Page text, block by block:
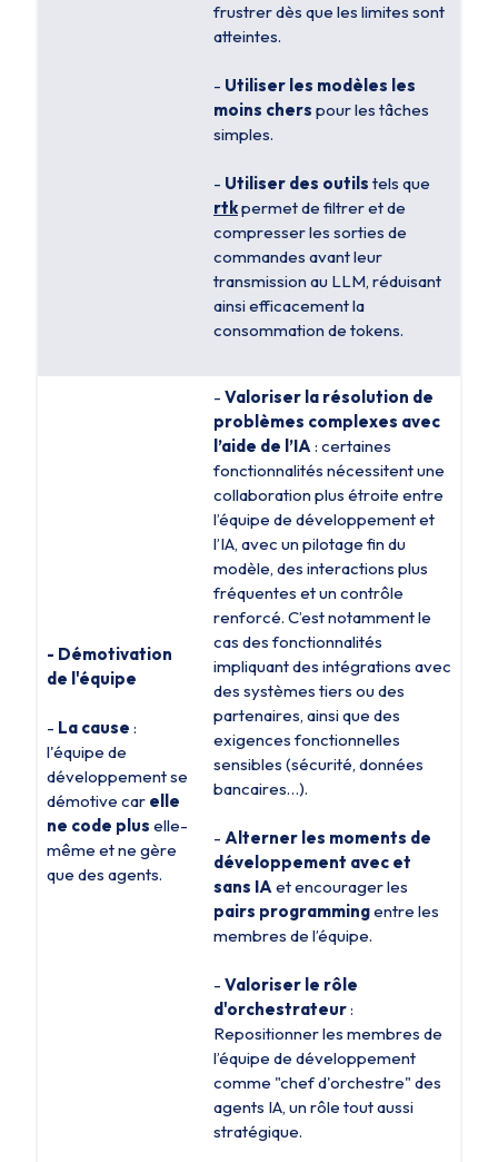
frustrer dès que les limites sont
atteintes.
- Utiliser les modèles les
moins chers pour les tâches
simples.
- Utiliser des outils tels que
rtkpermet de filtrer et de
compresser les sorties de
commandes avant leur
transmission au LLM, réduisant
ainsi efficacement la
consommation de tokens.
- Démotivation
de l'équipe
- La cause :
l'équipe de
développement se
démotive car elle
ne code plus elle-
même et ne gère
que des agents.
- Valoriser la résolution de
problèmes complexes avec
l’aide de l’IA: certaines
fonctionnalités nécessitent une
collaboration plus étroite entre
l’équipe de développement et
l’IA, avec un pilotage fin du
modèle, des interactions plus
fréquentes et un contrôle
renforcé. C’est notamment le
cas des fonctionnalités
impliquant des intégrations avec
des systèmes tiers ou des
partenaires, ainsi que des
exigences fonctionnelles
sensibles (sécurité, données
bancaires…).
- Alterner les moments de
développement avec et
sans IAet encourager les
pairs programmingentre les
membres de l’équipe.
- Valoriser le rôle
d'orchestrateur:
Repositionner les membres de
l’équipe de développement
comme "chef d'orchestre" des
agents IA, un rôle tout aussi
stratégique.